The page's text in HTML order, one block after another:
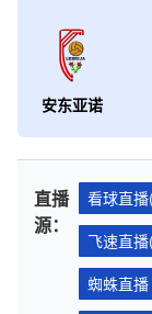
安东亚诺
直播
源：
看球直
飞速直
蜘蛛直播